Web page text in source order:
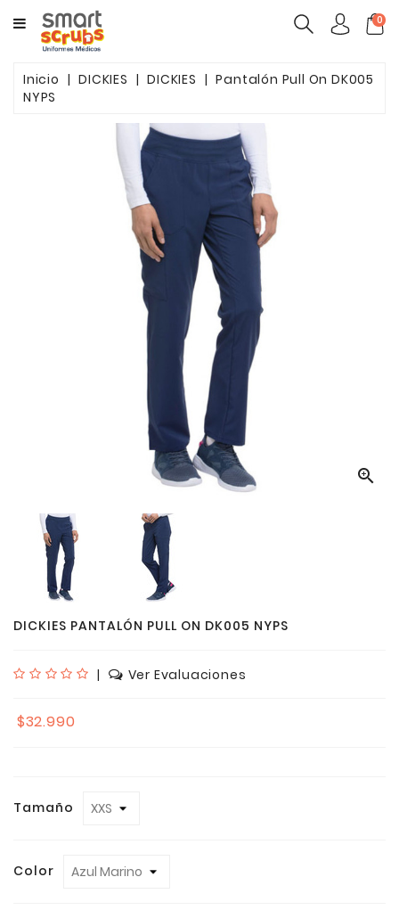
CATEGORY
HOMBRES
COMPLEMENTOS
0
Inicio DICKIES DICKIES
Pantalón Pull On DK005
NYPS

DICKIES PANTALÓN PULL ON DK005 NYPS
| Ver Evaluaciones
$32.990
Tamaño
Color